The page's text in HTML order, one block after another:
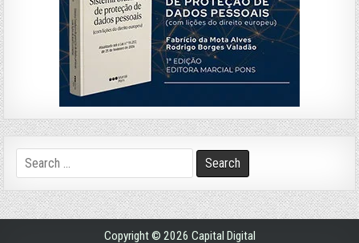
Search
for:
Copyright © 2026 Capital Digital